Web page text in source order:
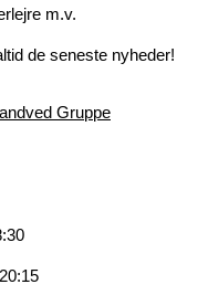
m.v.
de seneste nyheder!
Gruppe